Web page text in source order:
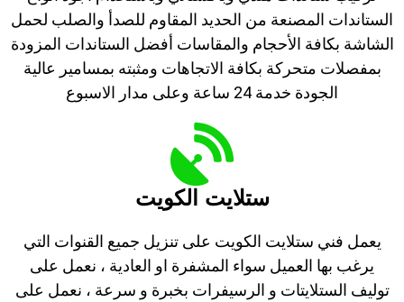
الستاندات المصنعة من الحديد المقاوم للصدأ والصلب لحمل
الشاشة بكافة الأحجام والمقاسات أفضل الستاندات المزودة
بمفصلات متحركة بكافة الاتجاهات ومثبته بمسامير عالية
الجودة خدمة 24 ساعة وعلى مدار الاسبوع
ستلايت الكويت
يعمل فني ستلايت الكويت على تنزيل جميع القنوات التي
يرغب بها العميل سواء المشفرة او العادية ، نعمل على
توليف الستلايتات و الرسيفرات بخبرة و سرعة ، نعمل على